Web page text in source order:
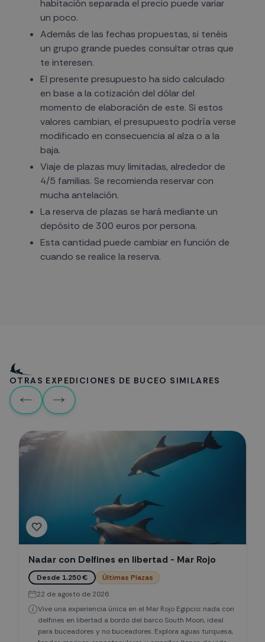
habitación separada el precio puede variar
un poco.
Además de las fechas propuestas, si tenéis
un grupo grande puedes consultar otras que
te interesen.
El presente presupuesto ha sido calculado
en base a la cotización del dólar del
momento de elaboración de este. Si estos
valores cambian, el presupuesto podría verse
modificado en consecuencia al alza o a la
baja.
Viaje de plazas muy limitadas, alrededor de
4/5 familias. Se recomienda reservar con
mucha antelación.
La reserva de plazas se hará mediante un
depósito de 300 euros por persona.
Esta cantidad puede cambiar en función de
cuando se realice la reserva.
OTRAS EXPEDICIONES DE BUCEO SIMILARES
Nadar con Delfines en libertad - Mar Rojo
Desde 1.250 €
Últimas Plazas
22 de agosto de 2026
Vive una experiencia única en el Mar Rojo Egipcio: nada con
delfines en libertad a bordo del barco South Moon, ideal
para buceadores y no buceadores. Explora aguas turquesa,